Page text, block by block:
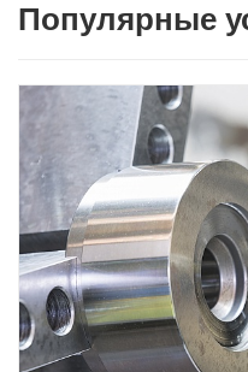
Популярные